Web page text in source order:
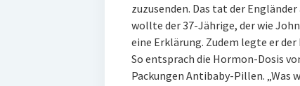
zuzusenden. Das tat der
wollte der 37-Jährige, der wie
eine Erklärung. Zudem legte er
So entsprach die Hormon-Dosis
Packungen Antibaby-Pillen. „Was